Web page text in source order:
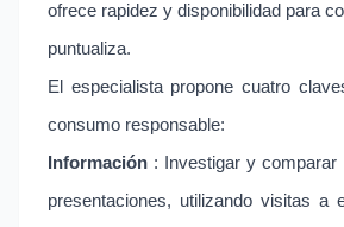
ofrece rapidez y disponibilidad para
puntualiza.
El especialista propone cuatro
consumo responsable:
Información : Investigar y
presentaciones, utilizando visitas a